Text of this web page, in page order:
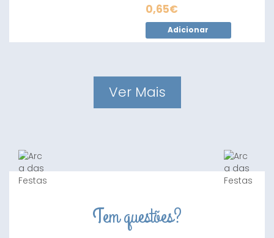
0,65€
Adicionar
Ver Mais
Tem questões?